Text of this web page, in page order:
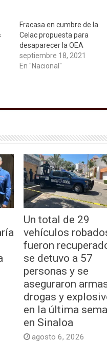
Fracasa en cumbre de la
Celac propuesta para
desaparecer la OEA
septiembre 18, 2021
En "Nacional"
Un total de 29
vehículos
fueron
se detuvo a 57
personas y se
aseguraron
drogas y
en la última
en Sinaloa
agosto 6, 2026